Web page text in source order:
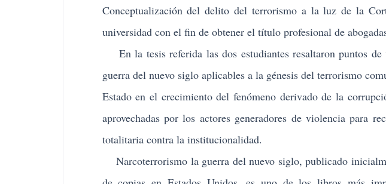
Conceptualización del delito del terrorismo a la luz de la
universidad con el fin de obtener el título profesional de
En la tesis referida las dos estudiantes resaltaron puntos
guerra del nuevo sigloaplicables a la génesis del terrorismo
Estado en el crecimiento del fenómeno derivado de la
aprovechadas por los actores generadores de violencia para
totalitaria contra la institucionalidad.
Narcoterrorismo la guerra del nuevo siglo, publicado